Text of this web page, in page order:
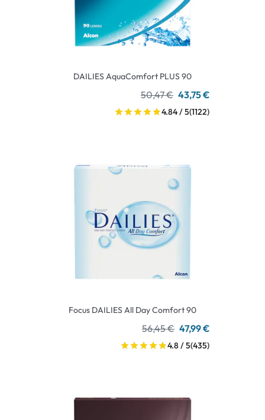
DAILIES AquaComfort PLUS 90
50,47 € 43,75 €
4.84 / 5(1122)
Focus DAILIES All Day Comfort 90
56,45 € 47,99 €
4.8 / 5(435)